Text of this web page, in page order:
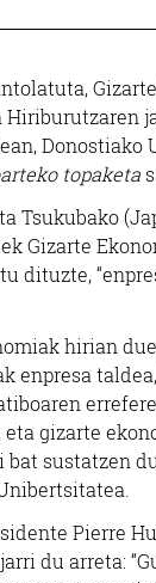
Donostiako
topaketa
Tsukubako
Gizarte
dituzte,
hirian
enpresa
gizarte
sustatzen
Pierre
du arreta: